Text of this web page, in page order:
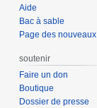
Aide
Bac à sable
Page des nouveaux
soutenir
Faire un don
Boutique
Dossier de presse